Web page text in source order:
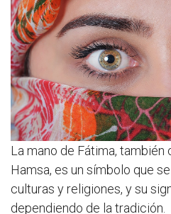
La mano de Fátima,
Hamsa, es un símbolo que
culturas y religiones, y su
dependiendo de la tradición.